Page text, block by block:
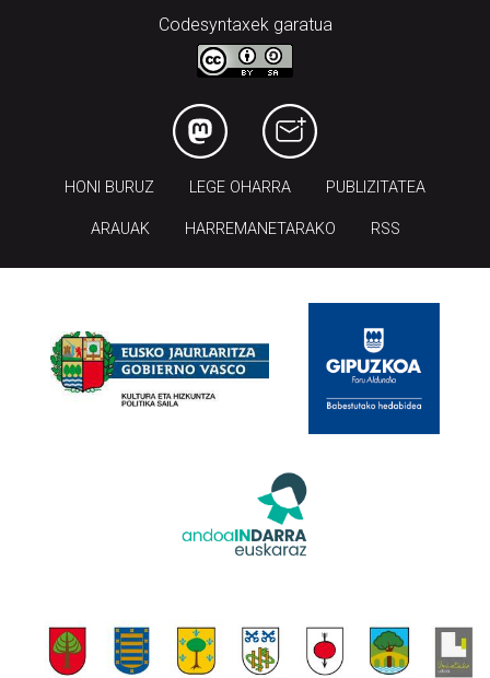
Codesyntaxek garatua
HONI BURUZ LEGE OHARRA PUBLIZITATEA
ARAUAK HARREMANETARAKO RSS